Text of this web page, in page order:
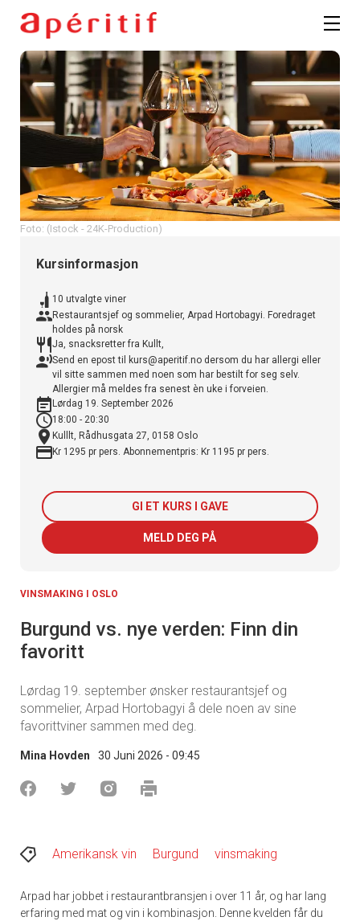
Registrer deg
Foto: (Istock - 24K-Production)
Kursinformasjon
10 utvalgte viner
Restaurantsjef og sommelier, Arpad Hortobagyi. Foredraget
holdes på norsk
Ja, snacksretter fra Kullt,
Send en epost til kurs@aperitif.no dersom du har allergi eller
vil sitte sammen med noen som har bestilt for seg selv.
Allergier må meldes fra senest èn uke i forveien.
Lørdag 19. September 2026
18:00 - 20:30
Kulllt, Rådhusgata 27, 0158 Oslo
Kr 1295 pr pers. Abonnementpris: Kr 1195 pr pers.
GI ET KURS I GAVE
MELD DEG PÅ
VINSMAKING I OSLO
Burgund vs. nye verden: Finn din
favoritt
Lørdag 19. september ønsker restaurantsjef og
sommelier, Arpad Hortobagyi å dele noen av sine
favorittviner sammen med deg.
Mina Hovden 30 Juni 2026 - 09:45
Amerikansk vin Burgund vinsmaking
Arpad har jobbet i restaurantbransjen i over 11 år, og har lang
erfaring med mat og vin i kombinasjon. Denne kvelden får du